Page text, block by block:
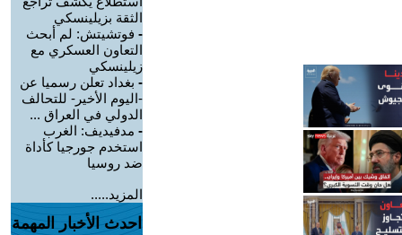
الثقة بزيلينسكي
- فوتشيتش: لم أبحث
التعاون العسكري مع
زيلينسكي
- بغداد تعلن رسميا عن
-اليوم الأخير- للتحالف
الدولي في العراق ...
- مدفيديف: الغرب
استخدم جورجيا كأداة
ضد روسيا
المزيد.....
احدث الأخبار المهمة